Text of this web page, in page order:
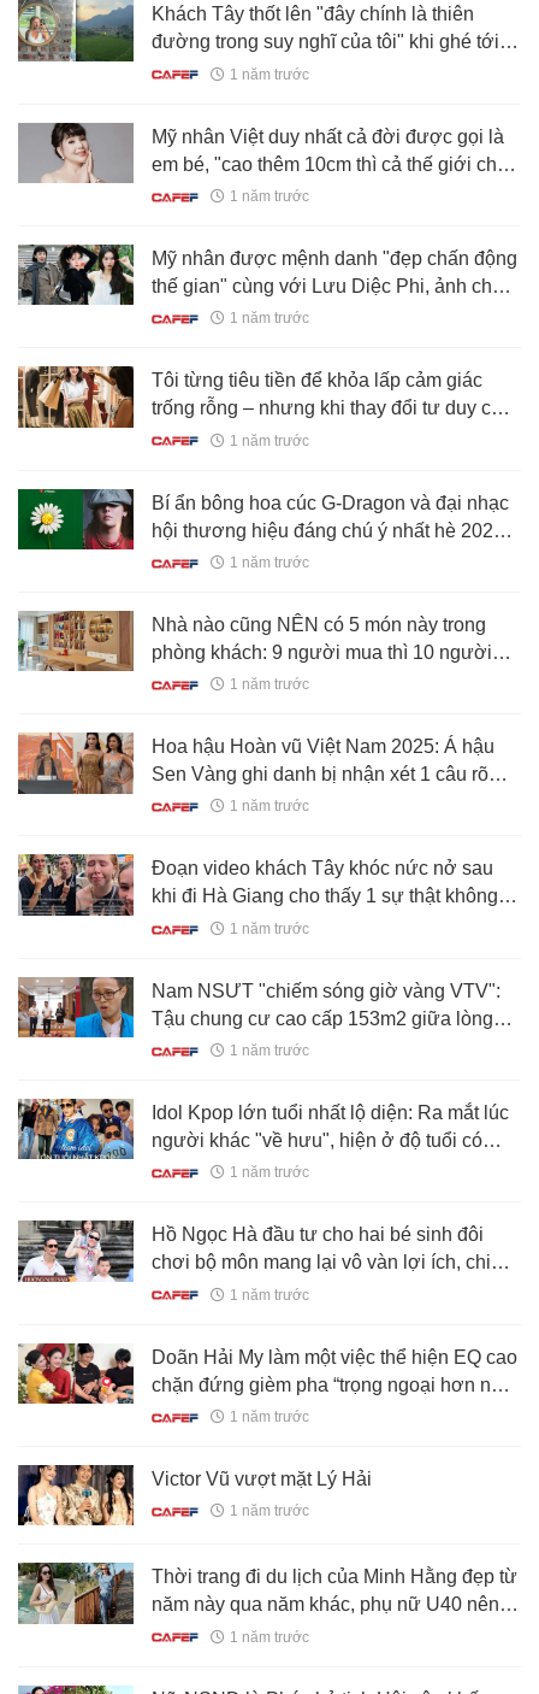
Khách Tây thốt lên "đây chính là thiên
đường trong suy nghĩ của tôi" khi ghé tới 1
nơi tại Việt Nam, tha thiết muốn quay lại
1 năm trước
Mỹ nhân Việt duy nhất cả đời được gọi là
em bé, "cao thêm 10cm thì cả thế giới chết
vì nhan sắc này"
1 năm trước
Mỹ nhân được mệnh danh "đẹp chấn động
thế gian" cùng với Lưu Diệc Phi, ảnh chụp
vội cũng xinh phát sáng
1 năm trước
Tôi từng tiêu tiền để khỏa lấp cảm giác
trống rỗng – nhưng khi thay đổi tư duy chi
tiêu, tôi kiểm soát được tài chính, tiết kiệm
hẳn
1 năm trước
Bí ẩn bông hoa cúc G-Dragon và đại nhạc
hội thương hiệu đáng chú ý nhất hè 2025:
Ông hoàng K-pop khiến fan dậy sóng
1 năm trước
Nhà nào cũng NÊN có 5 món này trong
phòng khách: 9 người mua thì 10 người
khen, "đỉnh" thì thôi nhé
1 năm trước
Hoa hậu Hoàn vũ Việt Nam 2025: Á hậu
Sen Vàng ghi danh bị nhận xét 1 câu rõ
thái độ, màn đáp trả của Ngọc Châu gây
1 năm trước
Đoạn video khách Tây khóc nức nở sau
khi đi Hà Giang cho thấy 1 sự thật không
thể chối cãi1 năm trước
Nam NSƯT "chiếm sóng giờ vàng VTV":
Tậu chung cư cao cấp 153m2 giữa lòng
Hà Nội
1 năm trước
Idol Kpop lớn tuổi nhất lộ diện: Ra mắt lúc
người khác "về hưu", hiện ở độ tuổi có
thể... lên chức ông!
1 năm trước
Hồ Ngọc Hà đầu tư cho hai bé sinh đôi
chơi bộ môn mang lại vô vàn lợi ích, chi
phí "hợp lý" đến bất ngờ
1 năm trước
Doãn Hải My làm một việc thể hiện EQ cao
chặn đứng gièm pha “trọng ngoại hơn nội”,
vẹn toàn cả mẹ đẻ, mẹ chồng
1 năm trước
Victor Vũ vượt mặt Lý Hải
1 năm trước
Thời trang đi du lịch của Minh Hằng đẹp từ
năm này qua năm khác, phụ nữ U40 nên
tham khảo1 năm trước